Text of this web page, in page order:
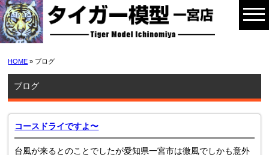
HOME » ブログ
ブログ
コースドライですよ〜
台風が来るとのことでしたが愛知県一宮市は微風でしかも意外